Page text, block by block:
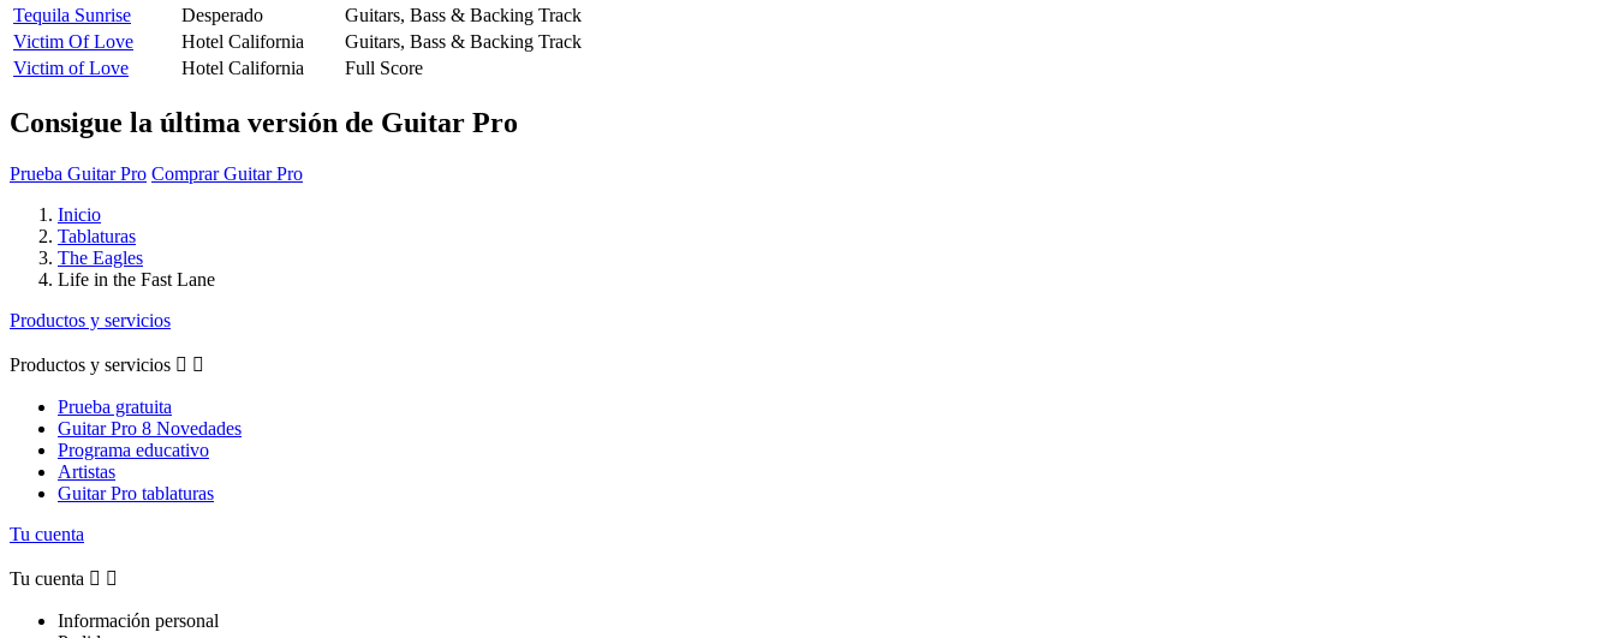
Tequila Sunrise
Desperado
Guitars, Bass & Backing Track
Victim Of Love
Hotel California
Guitars, Bass & Backing Track
Victim of Love
Hotel California Full Score
Consigue la última versión de Guitar Pro
Prueba Guitar Pro Comprar Guitar Pro
Inicio
Tablaturas
The Eagles
Life in the Fast Lane
Productos y servicios
Productos y servicios  
Prueba gratuita
Guitar Pro 8 Novedades
Programa educativo
Artistas
Guitar Pro tablaturas
Tu cuenta
Tu cuenta  
Información personal